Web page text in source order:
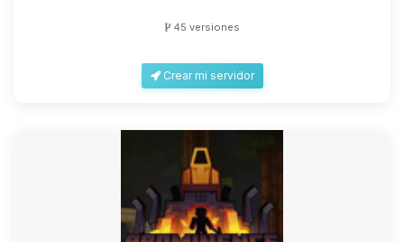
45 versiones
Crear mi servidor